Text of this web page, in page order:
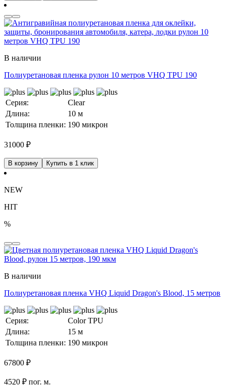
В наличии
Полиуретановая пленка рулон 10 метров VHQ TPU 190
Серия:
Clear
Длина:
10 м
Толщина пленки: 190 микрон
31000 ₽
В корзину Купить в 1 клик
NEW
HIT
%
В наличии
Полиуретановая пленка VHQ Liquid Dragon's Blood, 15 метров
Серия:
Color TPU
Длина:
15 м
Толщина пленки: 190 микрон
67800 ₽
4520 ₽ пог. м.